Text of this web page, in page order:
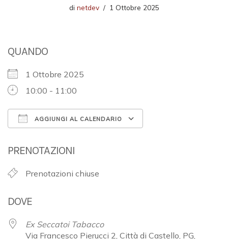
di netdev 1 Ottobre 2025
QUANDO
1 Ottobre 2025
10:00 - 11:00
AGGIUNGI AL CALENDARIO
PRENOTAZIONI
Prenotazioni chiuse
DOVE
Ex Seccatoi Tabacco
Via Francesco Pierucci 2, Città di Castello, PG,